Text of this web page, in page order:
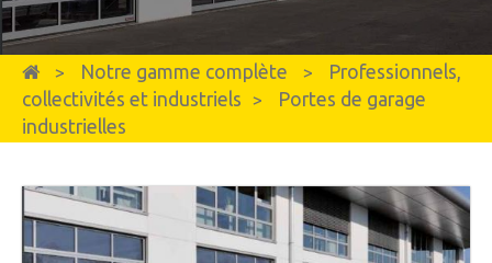
> Notre gamme complète >
Professionnels,
collectivités et industriels
>
Portes de garage
industrielles